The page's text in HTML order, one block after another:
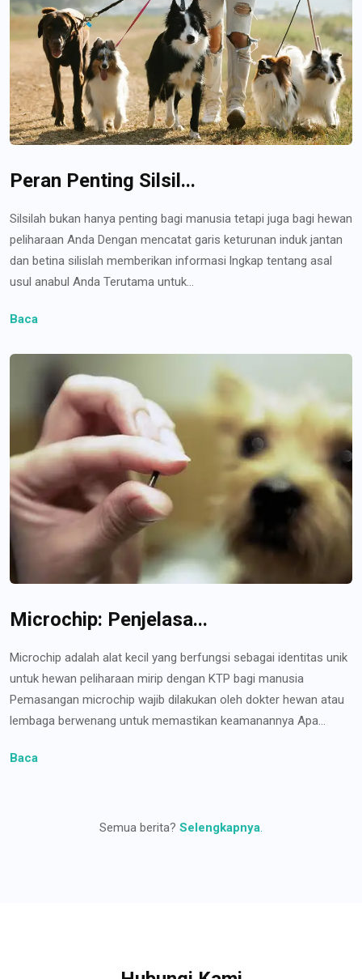
Peran Penting Silsil...
Silsilah bukan hanya penting bagi manusia tetapi juga bagi hewan
peliharaan Anda Dengan mencatat garis keturunan induk jantan
dan betina silislah memberikan informasi lngkap tentang asal
usul anabul Anda Terutama untuk...
Baca
Microchip: Penjelasa...
Microchip adalah alat kecil yang berfungsi sebagai identitas unik
untuk hewan peliharaan mirip dengan KTP bagi manusia
Pemasangan microchip wajib dilakukan oleh dokter hewan atau
lembaga berwenang untuk memastikan keamanannya Apa...
Baca
Semua berita? Selengkapnya.